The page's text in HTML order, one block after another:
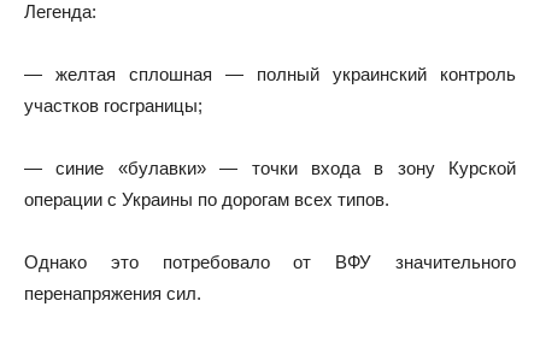
Легенда:
— желтая сплошная — полный украинский контроль
участков госграницы;
— синие «булавки» — точки входа в зону Курской
операции с Украины по дорогам всех типов.
Однако это потребовало от ВФУ значительного
перенапряжения сил.